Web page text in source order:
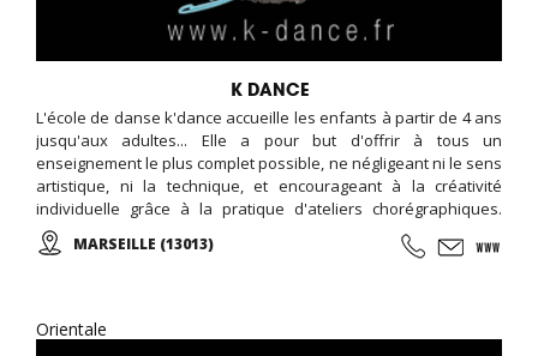
K DANCE
L'école de danse k'dance accueille les enfants à partir de 4 ans
jusqu'aux adultes... Elle a pour but d'offrir à tous un
enseignement le plus complet possible, ne négligeant ni le sens
artistique, ni la technique, et encourageant à la créativité
individuelle grâce à la pratique d'ateliers chorégraphiques.
Cours de danse classique, modern-jazz, hip-hop, break, ragga,
orientale et zumba ... Cours de musique avec batterie, basse,
MARSEILLE (13013)
Orientale